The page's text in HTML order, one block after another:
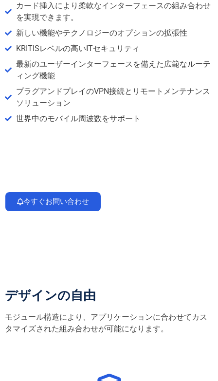
カード挿入により柔軟なインターフェースの組み合わせ
を実現できます。
新しい機能やテクノロジーのオプションの拡張性
KRITISレベルの高いITセキュリティ
最新のユーザーインターフェースを備えた広範なルーテ
ィング機能
プラグアンドプレイのVPN接続とリモートメンテナンス
ソリューション
世界中のモバイル周波数をサポート
今すぐお問い合わせ
デザインの自由
モジュール構造により、アプリケーションに合わせてカス
タマイズされた組み合わせが可能になります。